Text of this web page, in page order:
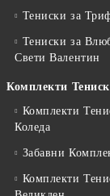
Тениски за
Тениски за
Свети Валентин
Комплекти
Комплекти
Коледа
Забавни
Комплекти